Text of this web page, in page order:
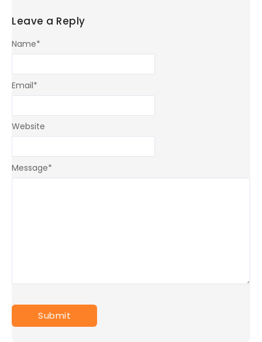
Leave a Reply
Message*
Name*
Email*
Website